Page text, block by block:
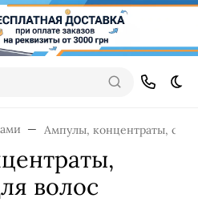
Ампулы, концентраты,
волос